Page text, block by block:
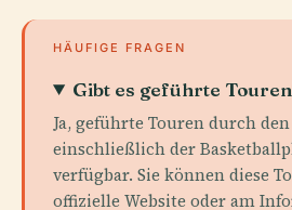
HÄUFIGE FRAGEN
Gibt es geführte
Ja, geführte Touren durch
einschließlich der
verfügbar. Sie können diese
offizielle Website oder am